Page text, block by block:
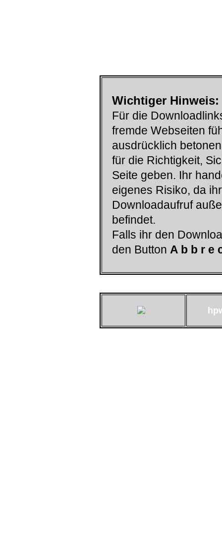
Wichtiger Hinweis:
Für die
fremde Webseiten
ausdrücklich
für die Richtigkeit,
Seite geben. Ihr
eigenes Risiko, da
Downloadaufruf
befindet.
Falls ihr den
den Button A b b r e